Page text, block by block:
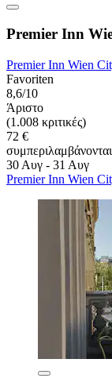
Premier Inn
Premier Inn Wien
Favoriten
8,6/10
Άριστο
(1.008 κριτικές)
72 €
30 Αυγ - 31 Αυγ
Premier Inn Wien